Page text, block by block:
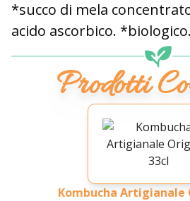
*succo di mela
acido ascorbico. *biologico.
Prodotti
Kombucha Artigianale